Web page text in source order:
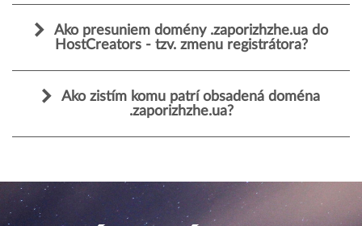
Ako presuniem domény .zaporizhzhe.ua do
HostCreators - tzv. zmenu registrátora?
Ako zistím komu patrí obsadená doména
.zaporizhzhe.ua?